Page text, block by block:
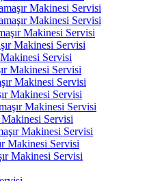
Makinesi Servisi
Makinesi Servisi
Makinesi Servisi
Makinesi Servisi
Servisi
Makinesi Servisi
Makinesi Servisi
Makinesi Servisi
Makinesi Servisi
Makinesi Servisi
Makinesi Servisi
Makinesi Servisi
Makinesi Servisi